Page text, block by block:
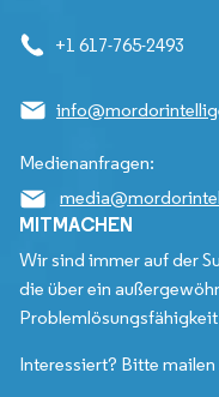
+1 617-765-2493
Medienanfragen:
MITMACHEN
Wir sind immer auf der
die über ein
Interessiert? Bitte mailen